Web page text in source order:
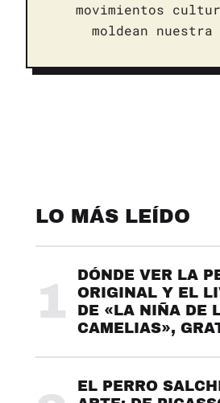
movimientos
moldean nuestra
LO MÁS LEÍDO
1
DÓNDE VER LA
ORIGINAL Y EL
DE «LA NIÑA DE
CAMELIAS»,
EL PERRO